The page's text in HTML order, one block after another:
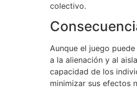
colectivo.
Aunque el juego
a la alienación y al
capacidad de los
minimizar sus efectos